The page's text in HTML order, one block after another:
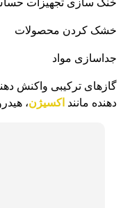
خنک سازی تجهیزات
خشک کردن محصولات
جداسازی مواد
گازهای ترکیبی واکنش
دهنده مانند اکسیژن،